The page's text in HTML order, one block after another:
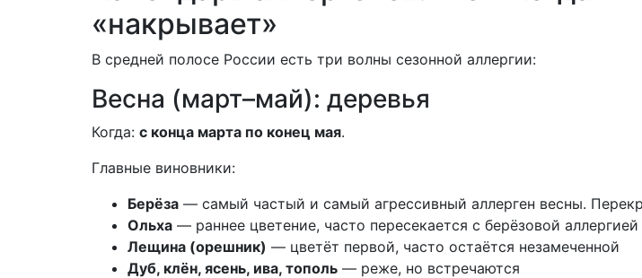
«накрывает»
В средней полосе России есть три волны сезонной аллергии:
Весна (март–май): деревья
Когда: с конца марта по конец мая.
Главные виновники:
Берёза — самый частый и самый агрессивный аллерген весны.
Ольха — раннее цветение, часто пересекается с берёзовой аллергией
Лещина (орешник) — цветёт первой, часто остаётся незамеченной
Дуб, клён, ясень, ива, тополь — реже, но встречаются